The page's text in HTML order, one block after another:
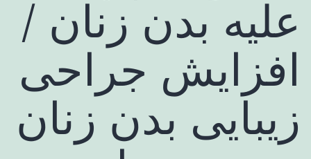
علیه بدن زنان /
افزایش جراحی
زیبایی بدن زنان